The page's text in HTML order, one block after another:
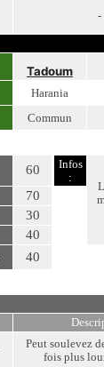
-
Tadoum
Harania
Commun
60
Infos
:
70
30
40
40
Peut soulevez
fois plus